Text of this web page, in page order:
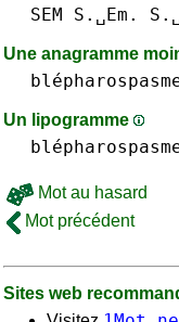
SEM S.␣Em.
Une anagramme
Un lipogramme
Mot au hasard
Mot précédent
Sites web